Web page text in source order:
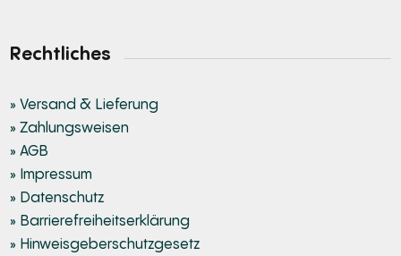
Rechtliches
» Versand & Lieferung
» Zahlungsweisen
» AGB
» Impressum
» Datenschutz
» Barrierefreiheitserklärung
» Hinweisgeberschutzgesetz